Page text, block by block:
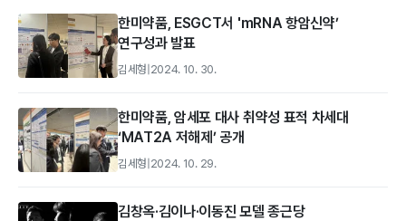
한미약품, ESGCT서 'mRNA 항암신약’
연구성과 발표
김세형 2024. 10. 30.
한미약품, 암세포 대사 취약성 표적 차세대
‘MAT2A 저해제’ 공개
김세형 2024. 10. 29.
김창옥·김이나·이동진 모델 종근당